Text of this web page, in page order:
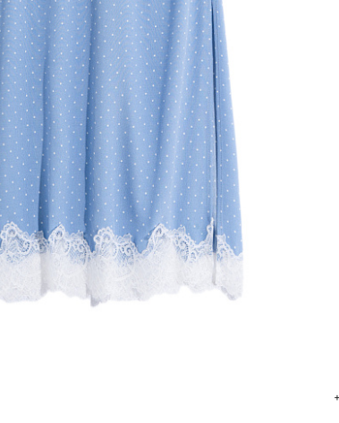
Добавить в корзину